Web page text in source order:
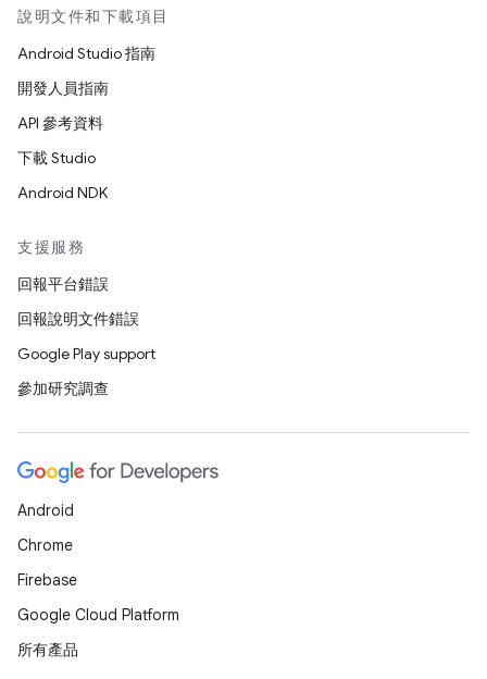
說明文件和下載項目
Android Studio 指南
開發人員指南
API 參考資料
下載 Studio
Android NDK
支援服務
回報平台錯誤
回報說明文件錯誤
Google Play support
參加研究調查
Android
Chrome
Firebase
Google Cloud Platform
所有產品